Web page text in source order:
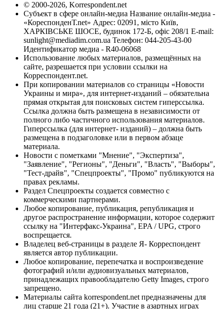
© 2000-2026, Korrespondent.net
Субъект в сфере онлайн-медиа Название онлайн-медиа -
«КореспонденТ.net» Адрес: 02091, місто Київ,
ХАРКІВСЬКЕ ШОСЕ, будинок 172-Б, офіс 208/1 E-mail:
sunlight@mediadim.com.ua Телефон: 044-205-43-00
Идентификатор медиа - R40-06068
Использование любых материалов, размещённых на
сайте, разрешается при условии ссылки на
Корреспондент.net.
При копировании материалов со страницы «Новости
Украины и мира», для интернет-изданий – обязательна
прямая открытая для поисковых систем гиперссылка.
Ссылка должна быть размещена в независимости от
полного либо частичного использования материалов.
Гиперссылка (для интернет- изданий) – должна быть
размещена в подзаголовке или в первом абзаце
материала.
Новости с пометками "Мнение", "Экспертиза",
"Заявление", "Регионы", "Деньги", "Власть", "Выборы",
"Тест-драйв", "Спецпроекты", "Промо" публикуются на
правах рекламы.
Раздел Спецпроекты создается совместно с
коммерческими партнерами.
Любое копирование, публикация, републикация и
другое распространение информации, которое содержит
ссылку на "Интерфакс-Украина", EPA / UPG, строго
воспрещается.
Владелец веб-страницы в разделе Я- Корреспондент
является автор публикации.
Любое копирование, перепечатка и воспроизведение
фотографий и/или аудиовизуальных материалов,
принадлежащих правообладателю Getty Images, строго
запрещено.
Материалы сайта korrespondent.net предназначены для
лиц старше 21 года (21+). Участие в азартных играх